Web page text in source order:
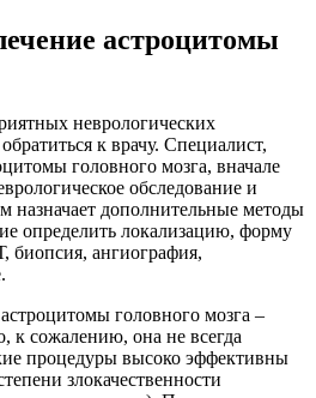
астроцитомы
неврологических
к врачу. Специалист,
головного мозга, вначале
обследование и
назначает дополнительные методы
определить локализацию, форму
ангиография,
головного мозга –
к сожалению, она не всегда
процедуры высоко эффективны
злокачественности